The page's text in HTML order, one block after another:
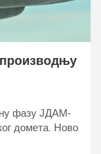
фазу ЈДАМ-
домета. Ново